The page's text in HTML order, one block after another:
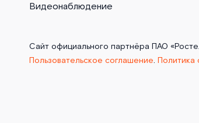
Видеонаблюдение
Сайт официального партнёра ПАО
Пользовательское соглашение. Политика